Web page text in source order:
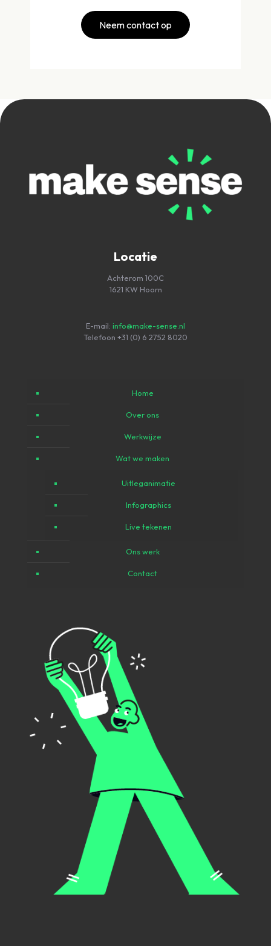
Neem contact op
Locatie
Achterom 100C
1621 KW Hoorn
E-mail: info@make-sense.nl
Telefoon +31 (0) 6 2752 8020
Home
Over ons
Werkwijze
Wat we maken
Uitleganimatie
Infographics
Live tekenen
Ons werk
Contact